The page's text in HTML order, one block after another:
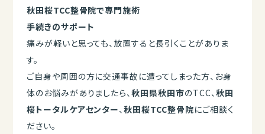
秋田桜TCC整骨院で専門施術
手続きのサポート
痛みが軽いと思っても、放置すると長引くことがありま
す。
ご自身や周囲の方に交通事故に遭ってしまった方、お身
体のお悩みがありましたら、秋田県秋田市のTCC、 秋田
桜トータルケアセンター、秋田桜TCC整骨院にご相談く
ださい。